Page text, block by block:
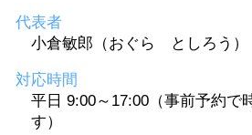
代表者
小倉敏郎（おぐら としろう）
対応時間
平日 9:00～17:00（事前予約で
す）